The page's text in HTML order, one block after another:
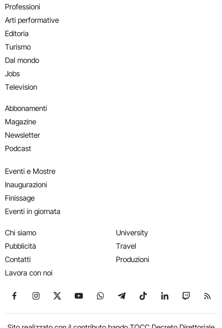
Professioni
Arti performative
Editoria
Turismo
Dal mondo
Jobs
Television
Abbonamenti
Magazine
Newsletter
Podcast
Eventi e Mostre
Inaugurazioni
Finissage
Eventi in giornata
Chi siamo
Pubblicità
Contatti
Lavora con noi
University
Travel
Produzioni
Seguici su Facebook
Seguici su Instagram
Seguici su X
Seguici su YouTube
Seguici su WhatsApp
Seguici su Telegram
Seguici su TikTok
Seguici su
Seguici